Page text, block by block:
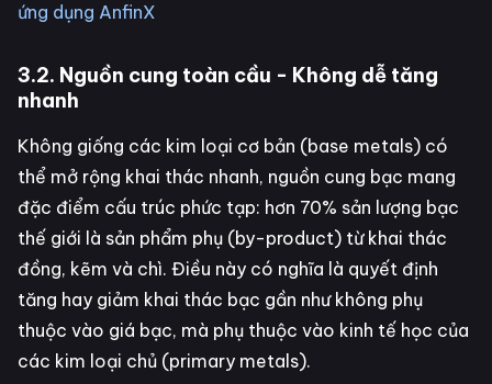
ứng dụng AnfinX
3.2. Nguồn cung toàn cầu - Không dễ tăng
nhanh
Không giống các kim loại cơ bản (base metals) có
thể mở rộng khai thác nhanh, nguồn cung bạc mang
đặc điểm cấu trúc phức tạp: hơn 70% sản lượng bạc
thế giới là sản phẩm phụ (by-product) từ khai thác
đồng, kẽm và chì. Điều này có nghĩa là quyết định
tăng hay giảm khai thác bạc gần như không phụ
thuộc vào giá bạc, mà phụ thuộc vào kinh tế học của
các kim loại chủ (primary metals).